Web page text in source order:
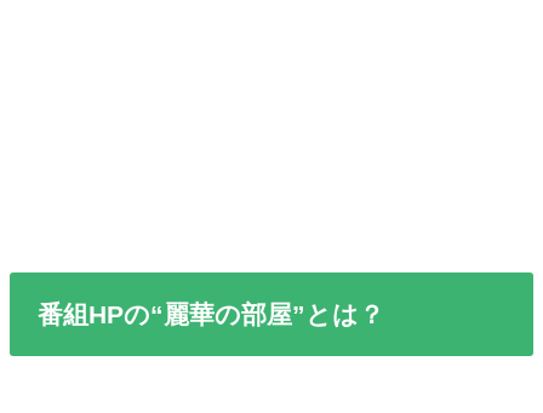
番組HPの“麗華の部屋”とは？